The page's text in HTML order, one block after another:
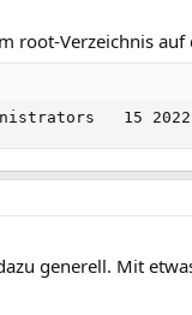
root-Verzeichnis auf
15
generell. Mit